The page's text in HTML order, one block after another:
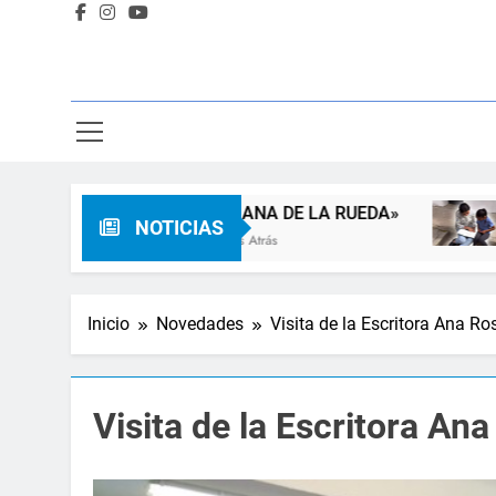
NOTICIAS
«SEMANA DE LA RUEDA»
3 Meses Atrás 3 Meses
Inicio Novedades Visita de la Escritora Ana
Visita de la Escritora